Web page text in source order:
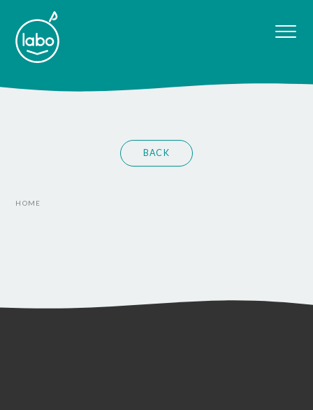
BACK
HOME